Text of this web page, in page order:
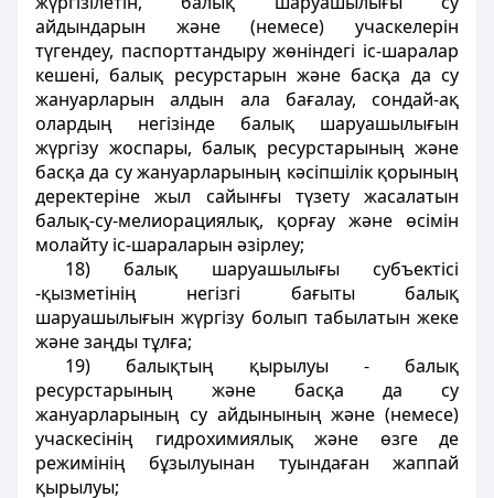
айдындарын және (немесе) учаскелерін
түгендеу, паспорттандыру жөніндегі іс-шаралар
кешені, балық ресурстарын және басқа да су
жануарларын алдын ала бағалау, сондай-ақ
олардың негізінде балық шаруашылығын
жүргізу жоспары, балық ресурстарының және
басқа да су жануарларының кәсіпшілік қорының
деректеріне жыл сайынғы түзету жасалатын
балық-су-мелиорациялық, қорғау және өсімін
молайту іс-шараларын әзірлеу;
18) балық шаруашылығы субъектісі
-қызметінің негізгі бағыты балық
шаруашылығын жүргізу болып табылатын жеке
және заңды тұлға;
19) балықтың қырылуы - балық
ресурстарының және басқа да су
жануарларының су айдынының және (немесе)
учаскесінің гидрохимиялық және өзге де
режимінің бұзылуынан туындаған жаппай
қырылуы;